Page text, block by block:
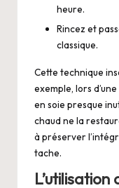
heure.
Rincez et
classique.
Cette technique
exemple, lors
en soie presque
chaud ne la
à préserver
tache.
L’utilisation